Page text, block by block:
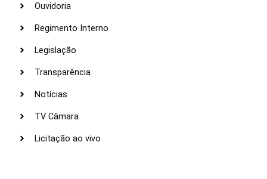
Ouvidoria
Regimento Interno
Legislação
Transparência
Notícias
TV Câmara
Licitação ao vivo